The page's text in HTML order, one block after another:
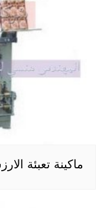
ماكينة تعبئة